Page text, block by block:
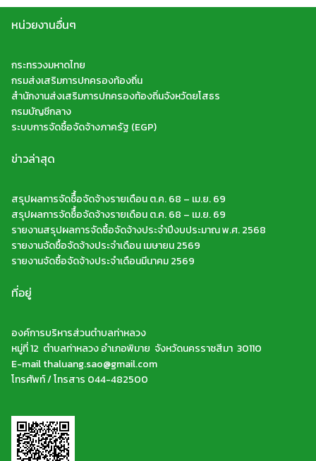
หน่วยงานอื่นๆ
กระทรวงมหาดไทย
กรมส่งเสริมการปกครองท้องถิ่น
สำนักงานส่งเสริมการปกครองท้องถิ่นจังหวัดยโสธร
กรมบัญชีกลาง
ระบบการจัดซื้อจัดจ้างภาครัฐ (EGP)
ข่าวล่าสุด
สรุปผลการจัดซืื้อจัดจ้างรายเดือน ต.ค. 68 – เม.ย. 69
สรุปผลการจัดซืื้อจัดจ้างรายเดือน ต.ค. 68 – เม.ย. 69
รายงานสรุปผลการจัดซื้อจัดจ้างประจำปีงบประมาณ พ.ศ. 2568
รายงานจัดซื้อจัดจ้างประจำเดือน เมษายน 2569
รายงานจัดซื้อจัดจ้างประจำเดือนมีนาคม 2569
ที่อยู่
องค์การบริหารส่วนตำบลท่าหลวง
หมู่ที่ 12 ตำบลท่าหลวง อำเภอพิมาย จังหวัดนครราชสีมา 30110
E-mail thaluang.sao@gmail.com
โทรศัพท์ / โทรสาร 044-482500